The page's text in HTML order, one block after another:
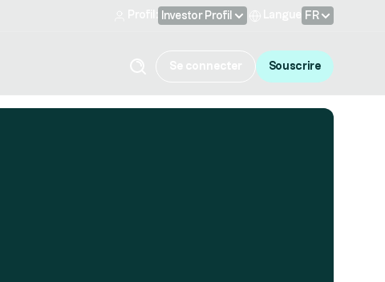
Investor Profil FR
Souscrire